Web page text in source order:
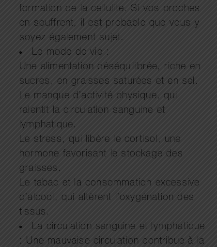
formation de la cellulite. Si vos proches
en souffrent, il est probable que vous y
soyez également sujet.
Le mode de vie :
Une alimentation déséquilibrée, riche en
sucres, en graisses saturées et en sel.
Le manque d’activité physique, qui
ralentit la circulation sanguine et
lymphatique.
Le stress, qui libère le cortisol, une
hormone favorisant le stockage des
graisses.
Le tabac et la consommation excessive
d’alcool, qui altèrent l’oxygénation des
tissus.
La circulation sanguine et lymphatique
: Une mauvaise circulation contribue à la